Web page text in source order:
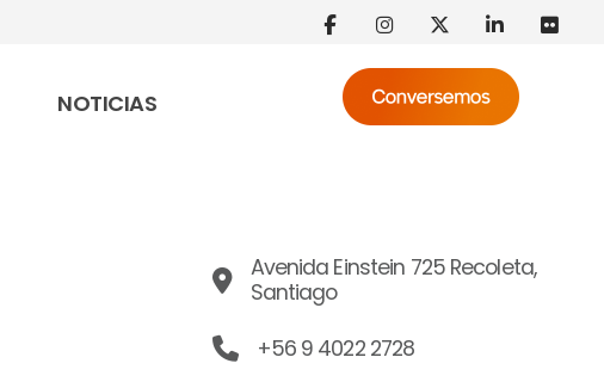
NOTICIAS
Avenida Einstein 725 Recoleta,
Santiago
+56 9 4022 2728